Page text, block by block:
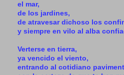
el mar,
de los jardines,
de atravesar dichoso los
y siempre en vilo al alba
Verterse en tierra,
ya vencido el viento,
entrando al cotidiano